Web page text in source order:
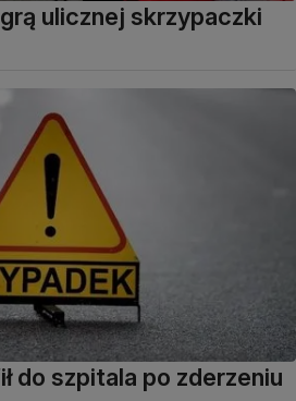
ulicznej skrzypaczki
do szpitala po zderzeniu